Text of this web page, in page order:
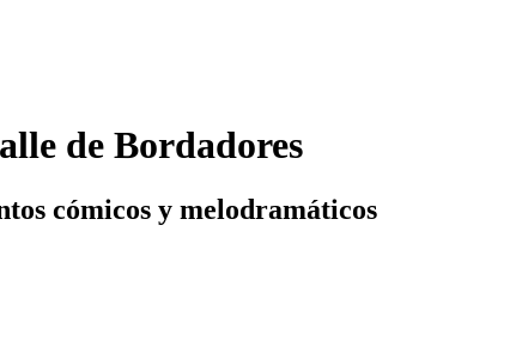
de Bordadores
cómicos y melodramáticos